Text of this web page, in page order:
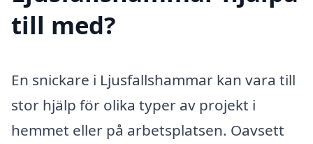
till med?
En snickare i Ljusfallshammar kan vara till
stor hjälp för olika typer av projekt i
hemmet eller på arbetsplatsen. Oavsett